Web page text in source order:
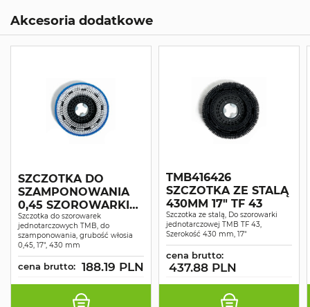
Akcesoria dodatkowe
SZCZOTKA DO
SZAMPONOWANIA
0,45 SZOROWARKI
CM 43 CM 17 DS
Szczotka do szorowarek
jednotarczowych TMB, do
szamponowania, grubość włosia
0,45, 17", 430 mm
cena brutto: 188.19 PLN
TMB416426
SZCZOTKA ZE STALĄ
430MM 17" TF 43
Szczotka ze stalą, Do szorowarki
jednotarczowej TMB TF 43,
Szerokość 430 mm, 17"
cena brutto:
437.88 PLN